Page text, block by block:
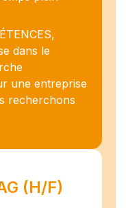
dans le
une entreprise
recherchons
(H/F)